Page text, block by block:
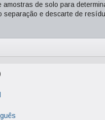
amostras de solo para
separação e descarte de